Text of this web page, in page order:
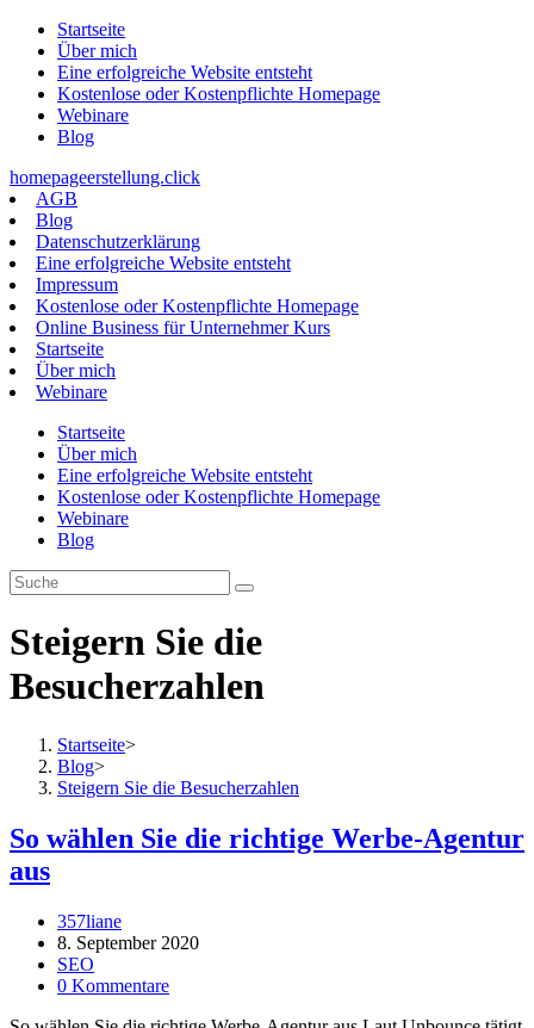
Zum
Inhalt
springen
Startseite
Über mich
Eine erfolgreiche Website entsteht
Kostenlose oder Kostenpflichte Homepage
Webinare
Blog
homepageerstellung.click
AGB
Blog
Datenschutzerklärung
Eine erfolgreiche Website entsteht
Impressum
Kostenlose oder Kostenpflichte Homepage
Online Business für Unternehmer Kurs
Startseite
Über mich
Webinare
Startseite
Über mich
Eine erfolgreiche Website entsteht
Kostenlose oder Kostenpflichte Homepage
Webinare
Blog
Steigern Sie die
Besucherzahlen
Startseite>
Blog>
Steigern Sie die Besucherzahlen
So wählen Sie die richtige Werbe-Agentur
aus
Beitrags-
Autor:
357liane
Beitrag
veröffentlicht:
8. September 2020
Beitrags-
Kategorie:
SEO
Beitrags-
0 Kommentare